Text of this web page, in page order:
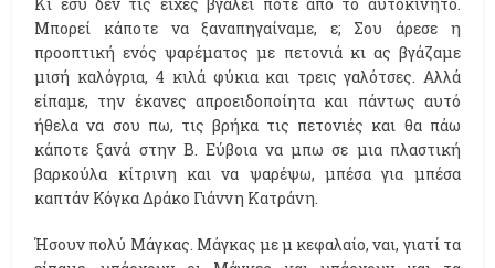
Μπορεί κάποτε να ξαναπηγαίναμε, ε; Σου άρεσε η
προοπτική ενός ψαρέματος με πετονιά κι ας βγάζαμε
μισή καλόγρια, 4 κιλά φύκια και τρεις γαλότσες. Αλλά
είπαμε, την έκανες απροειδοποίητα και πάντως αυτό
ήθελα να σου πω, τις βρήκα τις πετονιές και θα πάω
κάποτε ξανά στην Β. Εύβοια να μπω σε μια πλαστική
βαρκούλα κίτρινη και να ψαρέψω, μπέσα για μπέσα
καπτάν Κόγκα Δράκο Γιάννη Κατράνη.
Ήσουν πολύ Μάγκας. Μάγκας με μ κεφαλαίο, ναι, γιατί τα